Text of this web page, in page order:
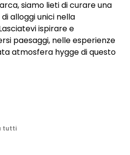
siamo lieti di curare una
alloggi unici nella
ispirare e
paesaggi, nelle esperienze
atmosfera hygge di questo
tutti